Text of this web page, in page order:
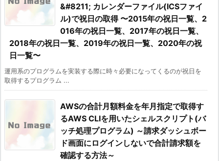
&#8211; カレンダーファイル(ICSファイ
ル)で祝日の取得 〜2015年の祝日一覧、2
016年の祝日一覧、2017年の祝日一覧、
2018年の祝日一覧、2019年の祝日一覧、2020年の祝
日一覧〜
運用系のプログラムを実装する際に時々必要になってくるのが祝日を
取得するプログラム ...
AWSの合計月額料金を年月指定で取得す
るAWS CLIを用いたシェルスクリプト(バ
ッチ処理プログラム) ～請求ダッシュボー
ド画面にログインしないで合計請求額を
確認する方法～